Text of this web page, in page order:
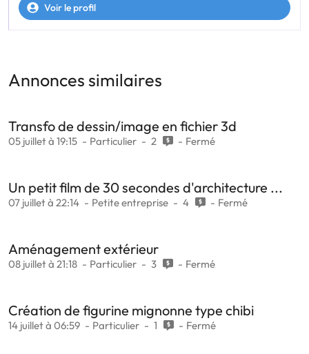
Voir le profil
Annonces similaires
Transfo de dessin/image en fichier 3d
05 juillet à 19:15 Particulier 2 Fermé
Un petit film de 30 secondes d'architecture ...
07 juillet à 22:14 Petite entreprise 4 Fermé
Aménagement extérieur
08 juillet à 21:18 Particulier 3 Fermé
Création de figurine mignonne type chibi
14 juillet à 06:59 Particulier 1 Fermé